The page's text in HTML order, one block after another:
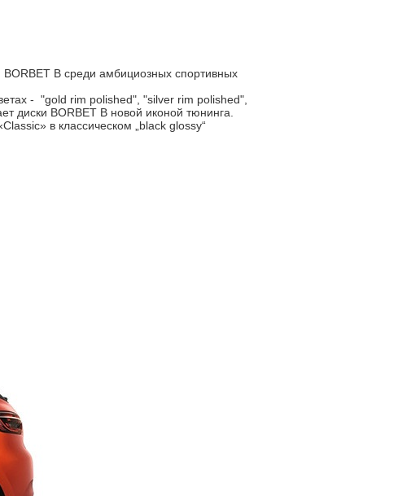
B среди амбициозных спортивных
- "gold rim polished", "silver rim polished",
диски BORBET B новой иконой тюнинга.
в классическом „black glossy“